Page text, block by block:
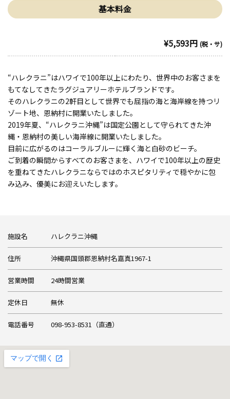
ィックな時を過ごしたいふ
基本料金
¥5,593円 (税・サ)
“ハレクラニ”はハワイで100年以上にわたり、世界中のお客さまを
もてなしてきたラグジュアリーホテルブランドです。
そのハレクラニの2軒目として世界でも屈指の海と海岸線を持つリ
ゾート地、恩納村に開業いたしました。
2019年夏、“ハレクラニ沖縄”は国定公園として守られてきた沖
縄・恩納村の美しい海岸線に開業いたしました。
目前に広がるのはコーラルブルーに輝く海と白砂のビーチ。
ご到着の瞬間からすべてのお客さまを、ハワイで100年以上の歴史
を重ねてきたハレクラニならではのホスピタリティで穏やかに包
み込み、優美にお迎えいたします。
施設名 ハレクラニ沖縄
住所 沖縄県国頭郡恩納村名嘉真1967-1
営業時間 24時間営業
定休日 無休
電話番号 098-953-8531（直通）